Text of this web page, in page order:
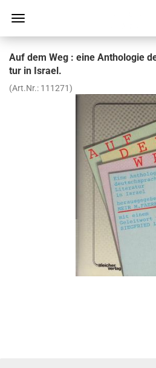
Auf dem Weg : eine An­tho­lo­gie
tur in Is­ra­el.
(Art.Nr.: 111271)